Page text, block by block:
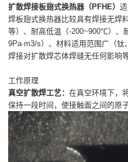
扩散焊接板翅式换热器（PFHE）
焊板翅式换热器比较具有焊接无焊
等）、耐高低温（-200~900℃）、
9Pa·m3/s）、材料适用范围广（
焊接对扩散焊芯体焊缝无任何影响
工作原理
真空扩散焊工艺：在真空环境下，
保持一段时间，使接触面之间的原